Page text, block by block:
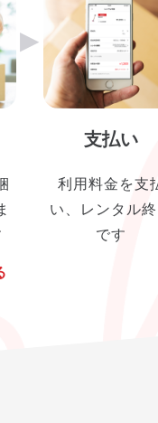
▶︎
支払い
利用料金を支
い、レンタル
です